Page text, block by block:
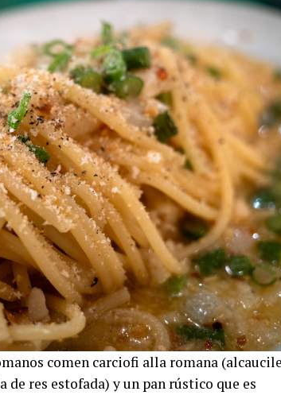
comen carciofi alla romana
de res estofada) y un pan rústico que es